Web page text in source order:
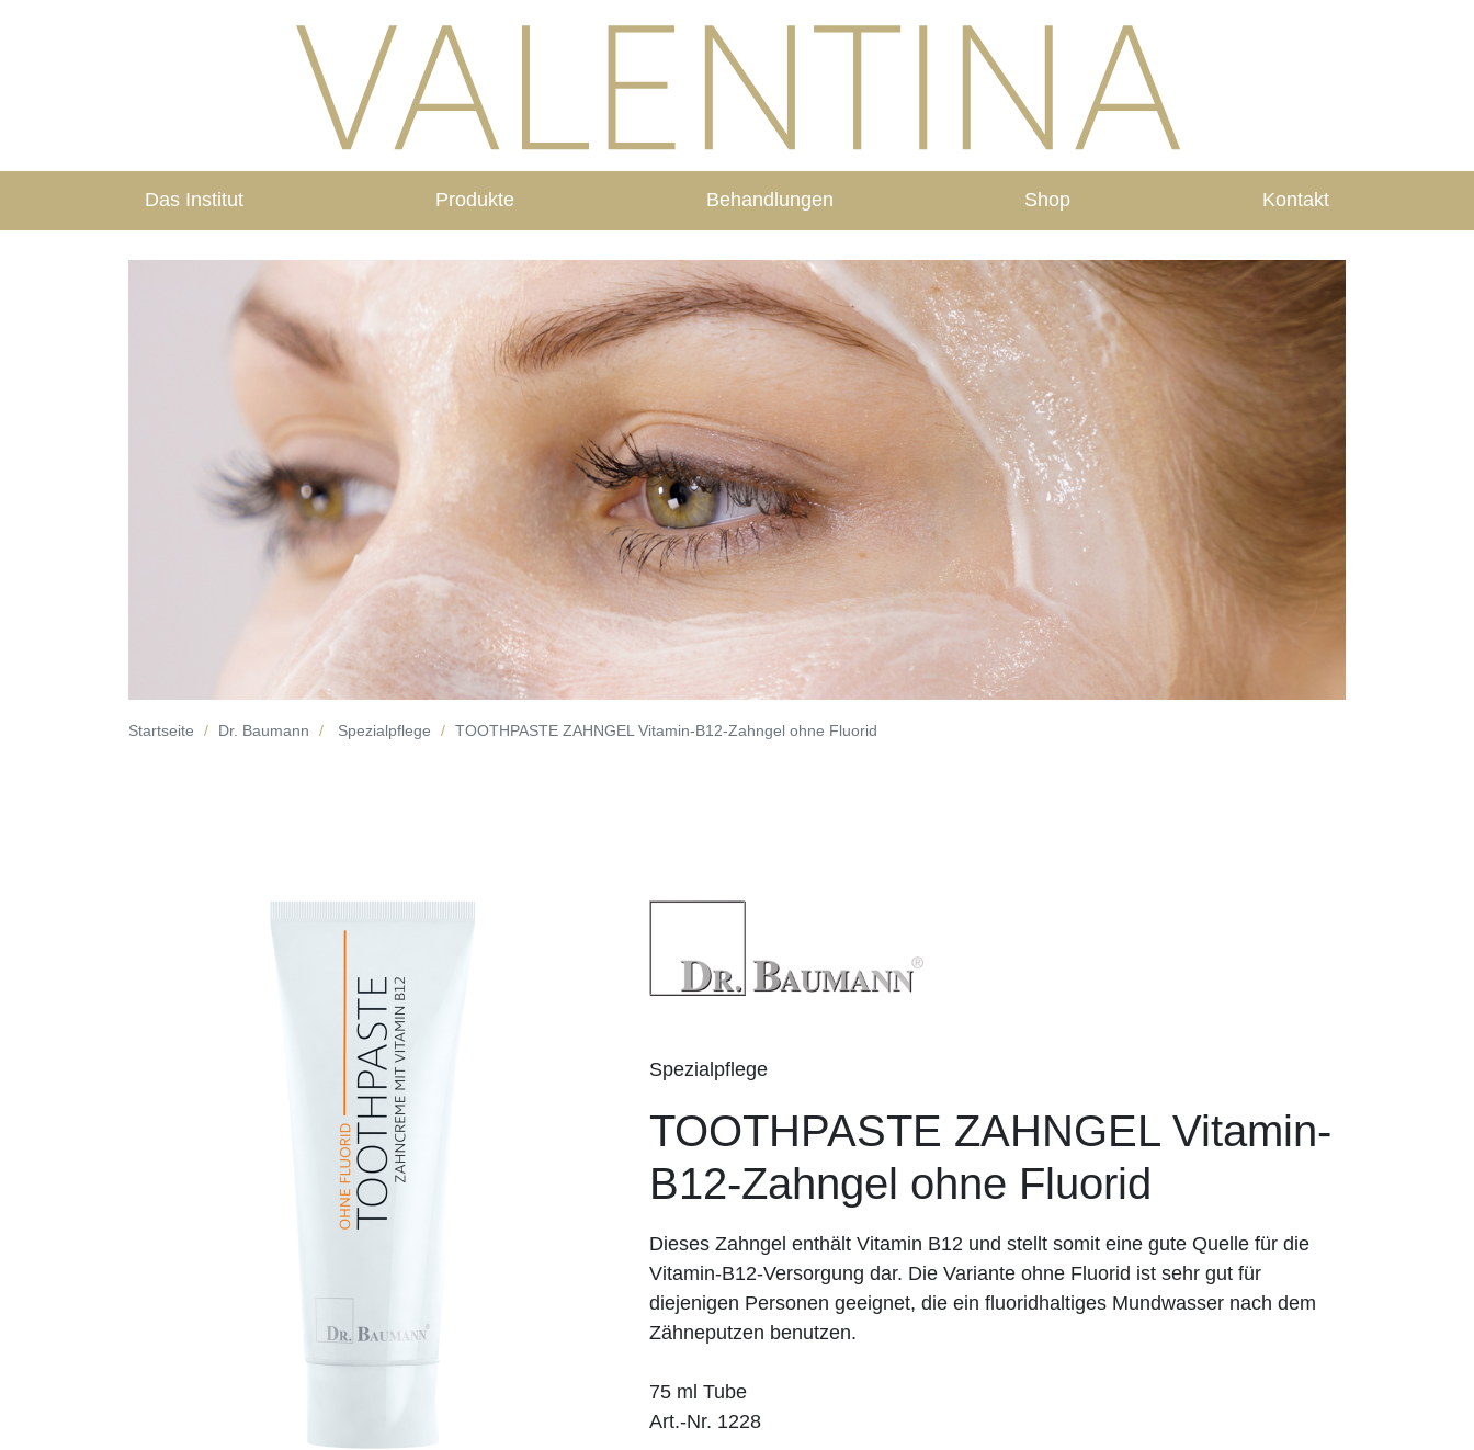
Das Institut Produkte Behandlungen Shop Kontakt
Startseite Dr. Baumann Spezialpflege TOOTHPASTE ZAHNGEL Vitamin-B12-Zahngel ohne Fluorid
Spezialpflege
TOOTHPASTE ZAHNGEL Vitamin-
B12-Zahngel ohne Fluorid
Dieses Zahngel enthält Vitamin B12 und stellt somit eine gute Quelle für die
Vitamin-B12-Versorgung dar. Die Variante ohne Fluorid ist sehr gut für
diejenigen Personen geeignet, die ein fluoridhaltiges Mundwasser nach dem
Zähneputzen benutzen.
75 ml Tube
Art.-Nr. 1228